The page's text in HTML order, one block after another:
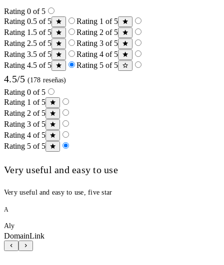
Rating 0 of 5
Rating 0.5 of 5
Rating 1 of 5
Rating 1.5 of 5
Rating 2 of 5
Rating 2.5 of 5
Rating 3 of 5
Rating 3.5 of 5
Rating 4 of 5
Rating 4.5 of 5
Rating 5 of 5
4.5/5 (178 reseñas)
Rating 0 of 5
Rating 1 of 5
Rating 2 of 5
Rating 3 of 5
Rating 4 of 5
Rating 5 of 5
Very useful and easy to use
Very useful and easy to use, five star
A
Aly
DomainLink